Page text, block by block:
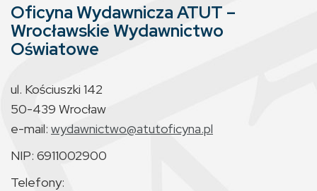
Oficyna Wydawnicza ATUT –
Wrocławskie Wydawnictwo
Oświatowe
ul. Kościuszki 142
50-439 Wrocław
e-mail: wydawnictwo@atutoficyna.pl
NIP: 6911002900
Telefony: